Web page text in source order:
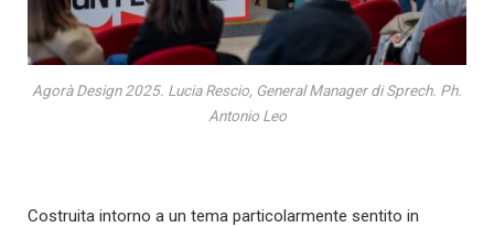
Agorà Design 2025. Lucia Rescio, General Manager di Sprech. Ph.
Antonio Leo
Costruita intorno a un tema particolarmente sentito in